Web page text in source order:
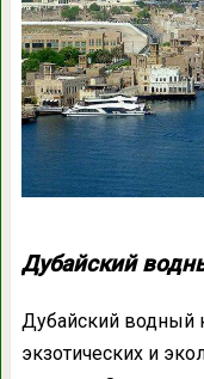
Дубайский
Дубайский водный
экзотических и